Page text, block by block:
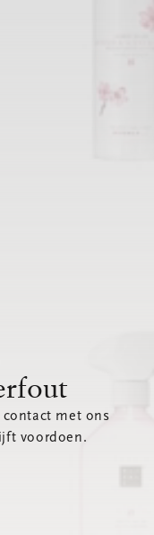
contact met ons
voordoen.